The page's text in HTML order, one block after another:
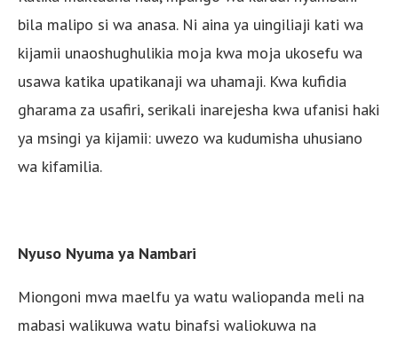
bila malipo si wa anasa. Ni aina ya uingiliaji kati wa
kijamii unaoshughulikia moja kwa moja ukosefu wa
usawa katika upatikanaji wa uhamaji. Kwa kufidia
gharama za usafiri, serikali inarejesha kwa ufanisi haki
ya msingi ya kijamii: uwezo wa kudumisha uhusiano
wa kifamilia.
Nyuso Nyuma ya Nambari
Miongoni mwa maelfu ya watu waliopanda meli na
mabasi walikuwa watu binafsi waliokuwa na